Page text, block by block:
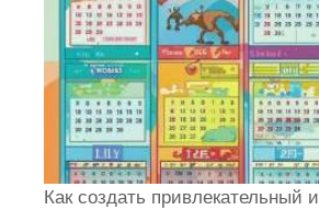
Как создать привлекательный и